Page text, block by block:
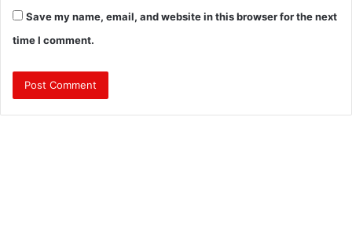
Save my name, email, and website in this browser for the next
time I comment.